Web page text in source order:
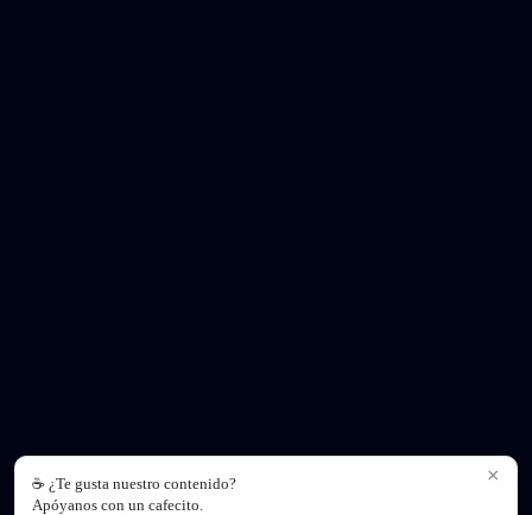
×
☕ ¿Te gusta nuestro contenido?
Apóyanos con un cafecito.